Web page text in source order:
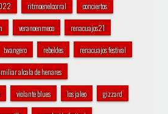
ritmoenelcorral conciertos
veranoenmeco renacuajos21
twangero rebeldes renacuajos festival
alcala de henares
violante blues los jaleo gizzard